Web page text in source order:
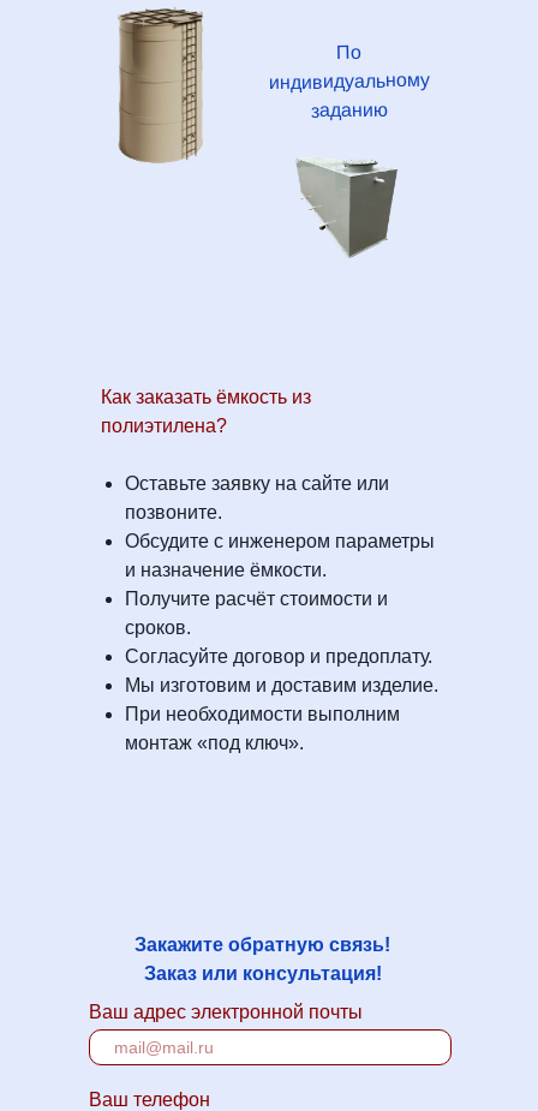
По
индивидуальному
заданию
Ваш адрес электронной почты
Ваш телефон
Закажите обратную связь!
Заказ или консультация!
Как заказать ёмкость из
полиэтилена?
Оставьте заявку на сайте или
позвоните.
Обсудите с инженером параметры
и назначение ёмкости.
Получите расчёт стоимости и
сроков.
Согласуйте договор и предоплату.
Мы изготовим и доставим изделие.
При необходимости выполним
монтаж «под ключ».